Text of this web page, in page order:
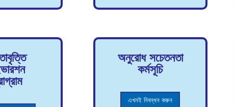
অনুরোধ সচেতনতা
কর্মসূচি
এখনই নিবন্ধন করুন